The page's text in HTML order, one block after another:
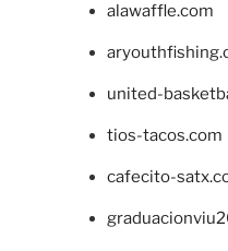
alawaffle.com
united-
tios-tacos.com
cafecito-